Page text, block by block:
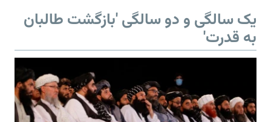
یک سالگی و دو سالگی 'بازگشت طالبان
به قدرت'